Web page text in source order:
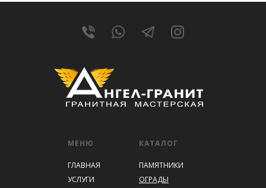
МЕНЮ
ГЛАВНАЯ
УСЛУГИ
КАТАЛОГ
ПАМЯТНИКИ
ОГРАДЫ